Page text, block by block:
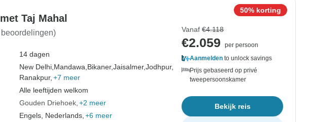
Taj Mahal
14 dagen
New Delhi, Mandawa, Bikaner,Jaisalmer,Jodhpur,
Ranakpur, +7 meer
Alle leeftijden welkom
Gouden Driehoek +2 meer
Engels, Nederlands, +6 meer
50% korting
Vanaf €4.118
€2.059
per persoon
Aanmelden to unlock savings
Prijs gebaseerd op privé
tweepersoonskamer
Bekijk reis